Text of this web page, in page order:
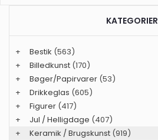
KATEGORIER
+ Bestik (563)
+
Billedkunst (170)
+
Bøger/Papirvarer (53)
+
Drikkeglas (605)
+
Figurer (417)
+
Jul / Helligdage (407)
+
Keramik / Brugskunst (919)